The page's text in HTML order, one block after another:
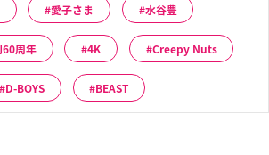
愛子さま 水谷豊
60周年 4K Creepy Nuts
D-BOYS BEAST